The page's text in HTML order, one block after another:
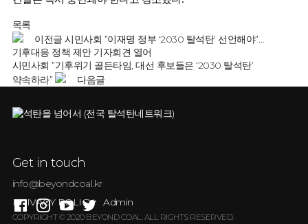
목록
이전글 시민사회 ”이재명 정부 ‘2030 탈석탄’ 선언해야”…
기후대응 정책 제안 기자회견 열어
시민사회 ”기후위기 골든타임, 대선 후보들은 ‘2030 탈석탄’
약속하라”
다음글
PRIVACY POLICY Admin
COPYRIGHT © 2020 BEYOND COAL. ALL RIGHTS RESERVED.
Get in touch
info@beyondcoal.kr